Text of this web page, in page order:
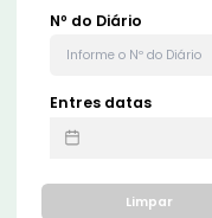
Nº do Diário
Entres datas
Limpar